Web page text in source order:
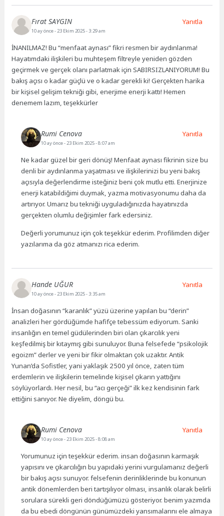
Fırat SAYGIN
10 ay önce- 23 Ekim 2025 - 3:29 am
İNANILMAZ! Bu “menfaat aynası” fikri resmen bir aydınlanma!
Hayatımdaki ilişkileri bu muhteşem filtreyle yeniden gözden
geçirmek ve gerçek olanı parlatmak için SABIRSIZLANIYORUM! Bu
bakış açısı o kadar güçlü ve o kadar gerekli ki! Gerçekten harika
bir kişisel gelişim tekniği gibi, enerjime enerji kattı! Hemen
denemem lazım, teşekkürler
Yanıtla
Rumi Cenova
10 ay önce- 23 Ekim 2025 - 8:07 am
Ne kadar güzel bir geri dönüş! Menfaat aynası fikrinin size bu
denli bir aydınlanma yaşatması ve ilişkilerinizi bu yeni bakış
açısıyla değerlendirme isteğiniz beni çok mutlu etti. Enerjinize
enerji katabildiğimi duymak, yazma motivasyonumu daha da
artırıyor. Umarız bu tekniği uyguladığınızda hayatınızda
gerçekten olumlu değişimler fark edersiniz.
Değerli yorumunuz için çok teşekkür ederim. Profilimden diğer
yazılarıma da göz atmanızı rica ederim.
Yanıtla
Hande UĞUR
10 ay önce- 23 Ekim 2025 - 3:35 am
İnsan doğasının “karanlık” yüzü üzerine yapılan bu “derin”
analizleri her gördüğümde hafifçe tebessüm ediyorum. Sanki
insanlığın en temel güdülerinden biri olan çıkarcılık yeni
keşfedilmiş bir kıtaymış gibi sunuluyor. Buna felsefede “psikolojik
egoizm” derler ve yeni bir fikir olmaktan çok uzaktır. Antik
Yunan’da Sofistler, yani yaklaşık 2500 yıl önce, zaten tüm
erdemlerin ve ilişkilerin temelinde kişisel çıkarın yattığını
söylüyorlardı. Her nesil, bu “acı gerçeği” ilk kez kendisinin fark
ettiğini sanıyor. Ne diyelim, döngü bu.
Yanıtla
Rumi Cenova
10 ay önce- 23 Ekim 2025 - 8:08 am
Yorumunuz için teşekkür ederim. insan doğasının karmaşık
yapısını ve çıkarcılığın bu yapıdaki yerini vurgulamanız değerli
bir bakış açısı sunuyor. felsefenin derinliklerinde bu konunun
antik dönemlerden beri tartışılıyor olması, insanlık olarak belirli
sorulara sürekli geri döndüğümüzü gösteriyor. benim yazımda
da bu ebedi döngünün günümüzdeki yansımalarını ele almaya
Yanıtla